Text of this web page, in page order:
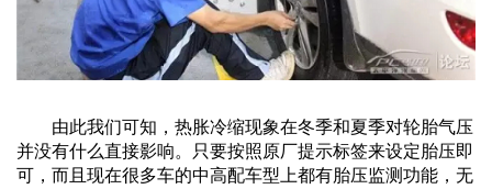
由此我们可知，热胀冷缩现象在冬季和夏季对轮胎气压
并没有什么直接影响。只要按照原厂提示标签来设定胎压即
可，而且现在很多车的中高配车型上都有胎压监测功能，无